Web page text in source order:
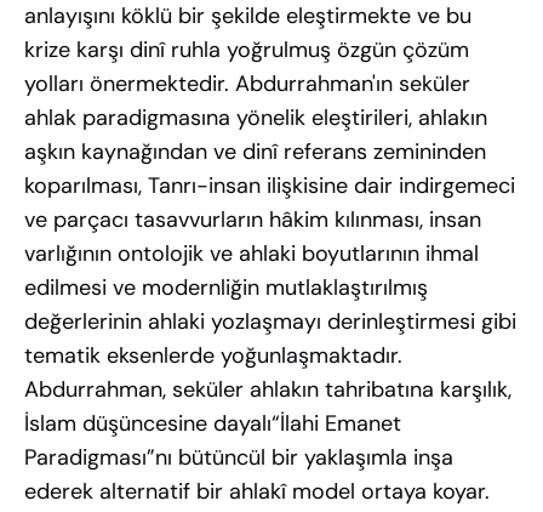
anlayışını köklü bir şekilde eleştirmekte ve bu
krize karşı dinî ruhla yoğrulmuş özgün çözüm
yolları önermektedir. Abdurrahman'ın seküler
ahlak paradigmasına yönelik eleştirileri, ahlakın
aşkın kaynağından ve dinî referans zemininden
koparılması, Tanrı-insan ilişkisine dair indirgemeci
ve parçacı tasavvurların hâkim kılınması, insan
varlığının ontolojik ve ahlaki boyutlarının ihmal
edilmesi ve modernliğin mutlaklaştırılmış
değerlerinin ahlaki yozlaşmayı derinleştirmesi gibi
tematik eksenlerde yoğunlaşmaktadır.
Abdurrahman, seküler ahlakın tahribatına karşılık,
İslam düşüncesine dayalı“İlahi Emanet
Paradigması”nı bütüncül bir yaklaşımla inşa
ederek alternatif bir ahlakî model ortaya koyar.